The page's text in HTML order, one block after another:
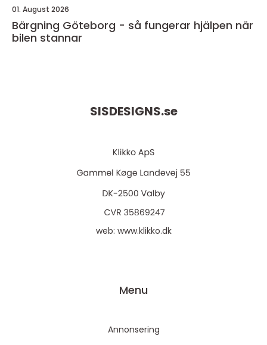
01. August 2026
Bärgning Göteborg - så fungerar hjälpen när
bilen stannar
SISDESIGNS.se
web: www.klikko.dk
Menu
Annonsering